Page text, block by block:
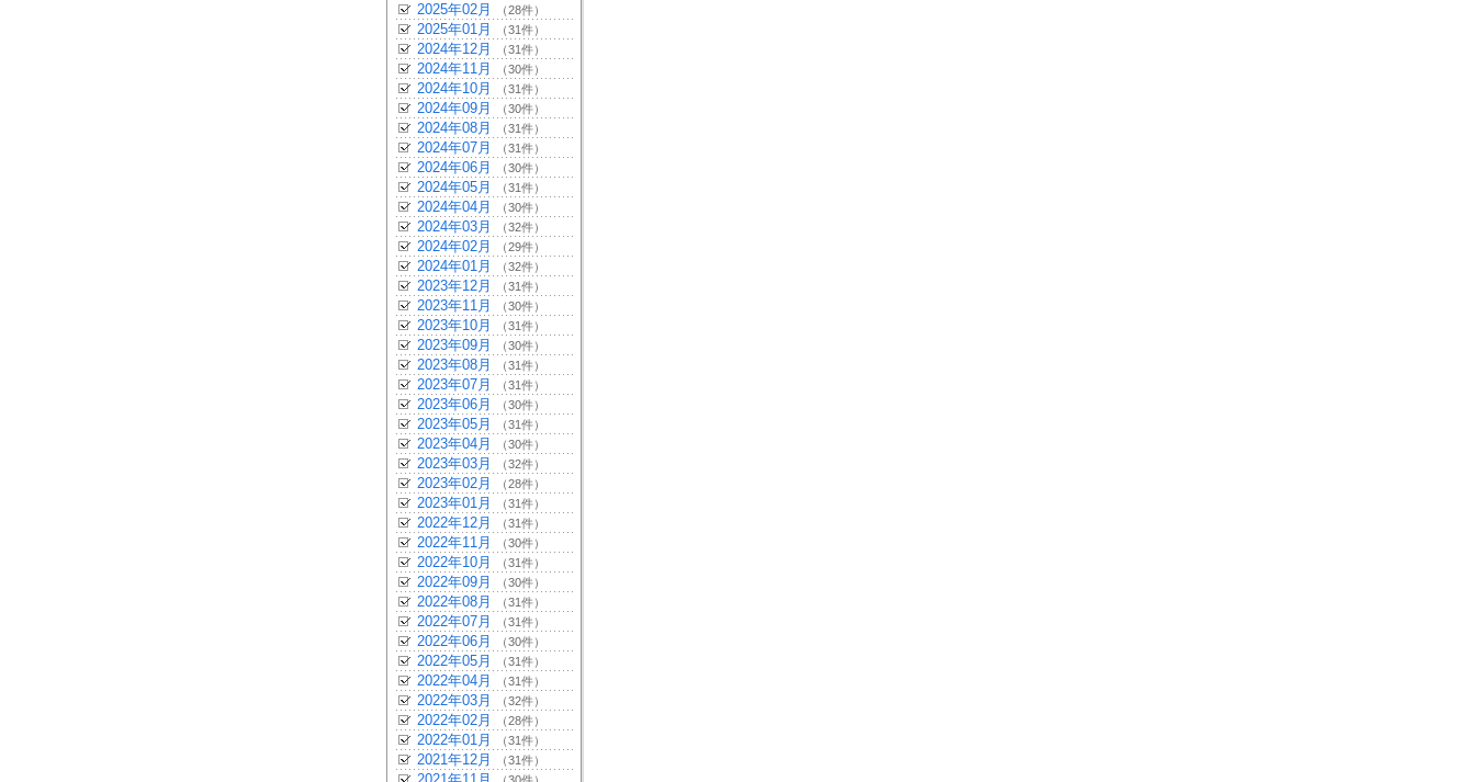
2025年02月 （28件）
2025年01月 （31件）
2024年12月 （31件）
2024年11月 （30件）
2024年10月 （31件）
2024年09月 （30件）
2024年08月 （31件）
2024年07月 （31件）
2024年06月 （30件）
2024年05月 （31件）
2024年04月 （30件）
2024年03月 （32件）
2024年02月 （29件）
2024年01月 （32件）
2023年12月 （31件）
2023年11月 （30件）
2023年10月 （31件）
2023年09月 （30件）
2023年08月 （31件）
2023年07月 （31件）
2023年06月 （30件）
2023年05月 （31件）
2023年04月 （30件）
2023年03月 （32件）
2023年02月 （28件）
2023年01月 （31件）
2022年12月 （31件）
2022年11月 （30件）
2022年10月 （31件）
2022年09月 （30件）
2022年08月 （31件）
2022年07月 （31件）
2022年06月 （30件）
2022年05月 （31件）
2022年04月 （31件）
2022年03月 （32件）
2022年02月 （28件）
2022年01月 （31件）
2021年12月 （31件）